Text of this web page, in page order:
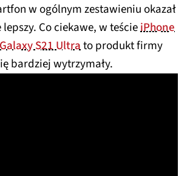
w ogólnym zestawieniu okazał
Co ciekawe, w teścieiPhone
S21 Ultrato produkt firmy
bardziej wytrzymały.